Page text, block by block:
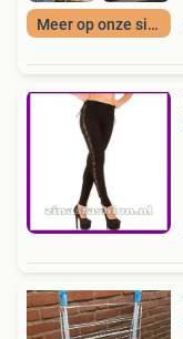
Meer op onze site